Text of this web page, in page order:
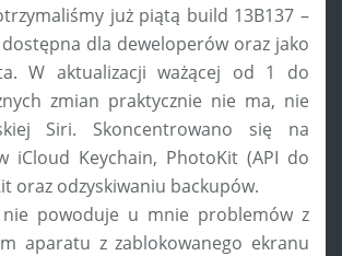
już piątą build 13B137 –
dla deweloperów oraz jako
W aktualizacji ważącej od 1 do
zmian praktycznie nie ma, nie
Siri. Skoncentrowano się na
iCloud Keychain, PhotoKit (API do
oraz odzyskiwaniu backupów.
powoduje u mnie problemów z
aparatu z zablokowanego ekranu